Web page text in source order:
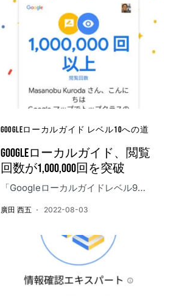
Googleローカルガイド レベル10への道
Googleローカルガイド、閲覧
回数が1,000,000回を突破
「Googleローカルガイドレベル9…
廣田 西五 2022-08-03